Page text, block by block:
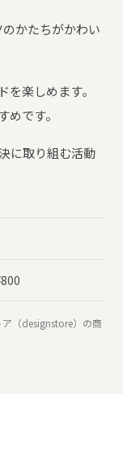
かたちがかわい
楽しめます。
です。
に取り組む活動
（designstore）の商